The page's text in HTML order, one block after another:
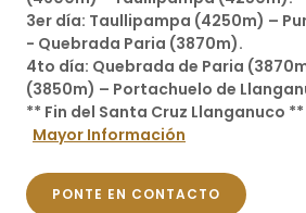
3er día: Taullipampa (4250m) –
- Quebrada Paria (3870m).
4to día: Quebrada de Paria
(3850m) – Portachuelo de
** Fin del Santa Cruz Llanganuco **
Mayor Información
PONTE EN CONTACTO